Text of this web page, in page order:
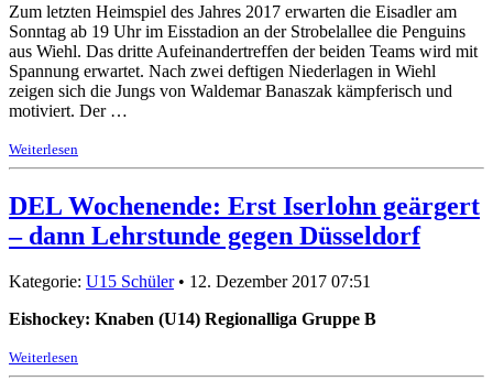
Zum letzten Heimspiel des Jahres 2017 erwarten die Eisadler am
Sonntag ab 19 Uhr im Eisstadion an der Strobelallee die Penguins
aus Wiehl. Das dritte Aufeinandertreffen der beiden Teams wird mit
Spannung erwartet. Nach zwei deftigen Niederlagen in Wiehl
zeigen sich die Jungs von Waldemar Banaszak kämpferisch und
motiviert. Der …
Weiterlesen
DEL Wochenende: Erst Iserlohn geärgert
– dann Lehrstunde gegen Düsseldorf
Kategorie: U15 Schüler• 12. Dezember 2017 07:51
Eishockey: Knaben (U14) Regionalliga Gruppe B
Weiterlesen